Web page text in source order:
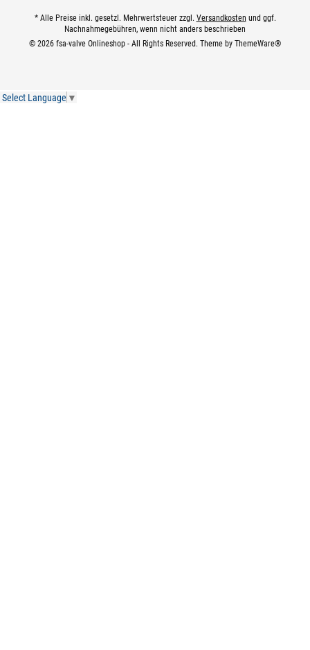
* Alle Preise inkl. gesetzl. Mehrwertsteuer zzgl. Versandkosten und ggf.
Nachnahmegebühren, wenn nicht anders beschrieben
© 2026 fsa-valve Onlineshop - All Rights Reserved. Theme by ThemeWare®
Select Language ▼